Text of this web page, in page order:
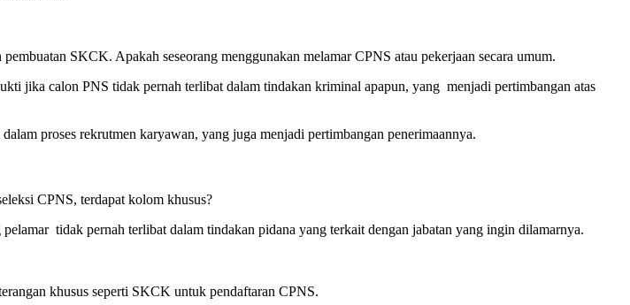
SKCK. Apakah seseorang menggunakan melamar CPNS atau pekerjaan secara umum.
jika calon PNS tidak pernah terlibat dalam tindakan kriminal apapun, yang menjadi pertimbangan atas
proses rekrutmen karyawan, yang juga menjadi pertimbangan penerimaannya.
CPNS, terdapat kolom khusus?
tidak pernah terlibat dalam tindakan pidana yang terkait dengan jabatan yang ingin dilamarnya.
khusus seperti SKCK untuk pendaftaran CPNS.